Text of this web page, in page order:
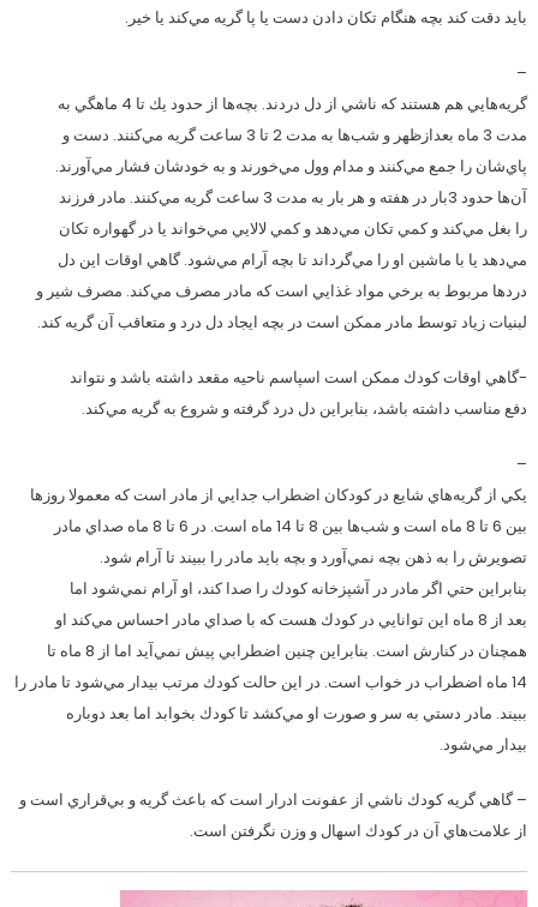
بايد دقت كند بچه هنگام تكان دادن دست يا پا گريه مي‌كند يا خير.
–
گريه‌هايي هم هستند كه ناشي از دل دردند. بچه‌ها از حدود يك تا 4 ماهگي به
مدت 3 ماه بعدازظهر و شب‌ها به مدت 2 تا 3 ساعت گريه مي‌كنند. دست و
پاي‌شان را جمع مي‌كنند و مدام وول مي‌خورند و به خودشان فشار مي‌آورند.
آن‌ها حدود 3بار در هفته و هر بار به مدت 3 ساعت گريه مي‌كنند. مادر فرزند
را بغل مي‌كند و كمي تكان مي‌دهد و كمي لالايي مي‌خواند يا در گهواره تكان
مي‌دهد يا با ماشين او را مي‌گرداند تا بچه آرام مي‌شود. گاهي اوقات اين دل
دردها مربوط به برخي مواد غذايي است كه مادر مصرف مي‌كند. مصرف شير و
لبنيات زياد توسط مادر ممكن است در بچه ايجاد دل درد و متعاقب آن گريه كند.
-گاهي اوقات كودك ممكن است اسپاسم ناحيه مقعد داشته باشد و نتواند
دفع مناسب داشته باشد، بنابراين دل درد گرفته و شروع به گريه مي‌كند.
–
يكي از گريه‌هاي شايع در كودكان اضطراب جدايي از مادر است كه معمولا روزها
بين 6 تا 8 ماه است و شب‌ها بين 8 تا 14 ماه است. در 6 تا 8 ماه صداي مادر
تصويرش را به ذهن بچه نمي‌آورد و بچه بايد مادر را ببيند تا آرام شود.
بنابراين حتي اگر مادر در آشپزخانه كودك را صدا كند، او آرام نمي‌شود اما
بعد از 8 ماه اين توانايي در كودك هست كه با صداي مادر احساس مي‌كند او
همچنان در كنارش است. بنابراين چنين اضطرابي پيش نمي‌آيد اما از 8 ماه تا
14 ماه اضطراب در خواب است. در اين حالت كودك مرتب بيدار مي‌شود تا مادر را
ببيند. مادر دستي به سر و صورت او مي‌كشد تا كودك بخوابد اما بعد دوباره
بيدار مي‌شود.
– گاهي گريه كودك ناشي از عفونت ادرار است كه باعث گريه و بي‌قراري است و
از علامت‌هاي آن در كودك اسهال و وزن نگرفتن است.